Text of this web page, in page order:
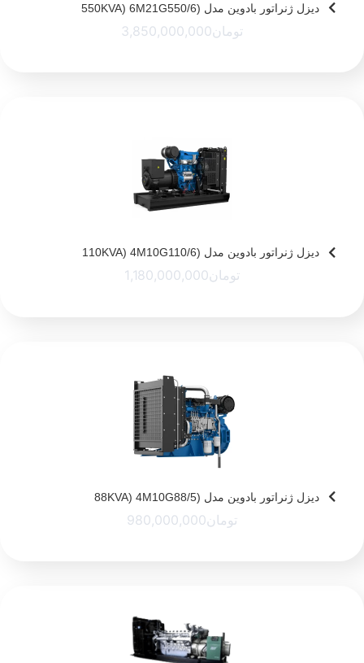
دیزل ژنراتور بادوین مدل (550KVA) 6M21G550/6
تومان3,850,000,000
دیزل ژنراتور بادوین مدل (110KVA) 4M10G110/6
تومان1,180,000,000
دیزل ژنراتور بادوین مدل (88KVA) 4M10G88/5
تومان980,000,000